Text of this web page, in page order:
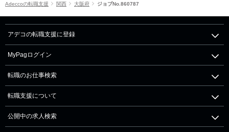
Adeccoの転職支援 関西 大阪府 ジョブNo.860787
アデコの転職支援に登録
MyPagログイン
転職のお仕事検索
転職支援について
公開中の求人検索